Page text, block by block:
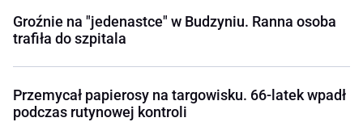
Groźnie na "jedenastce" w Budzyniu. Ranna osoba
trafiła do szpitala
Przemycał papierosy na targowisku. 66-latek wpadł
podczas rutynowej kontroli